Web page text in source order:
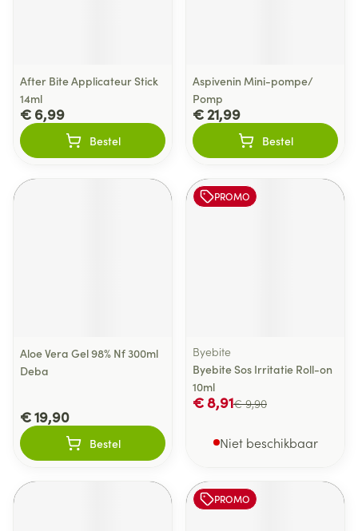
After Bite Applicateur Stick
14ml
€ 6,99
Bestel
Aspivenin Mini-pompe/
Pomp
€ 21,99
Bestel
Aloe Vera Gel 98% Nf 300ml
Deba
€ 19,90
Bestel
PROMO
Byebite
Byebite Sos Irritatie Roll-on
10ml
€ 9,90
€ 8,91
Niet beschikbaar
PROMO